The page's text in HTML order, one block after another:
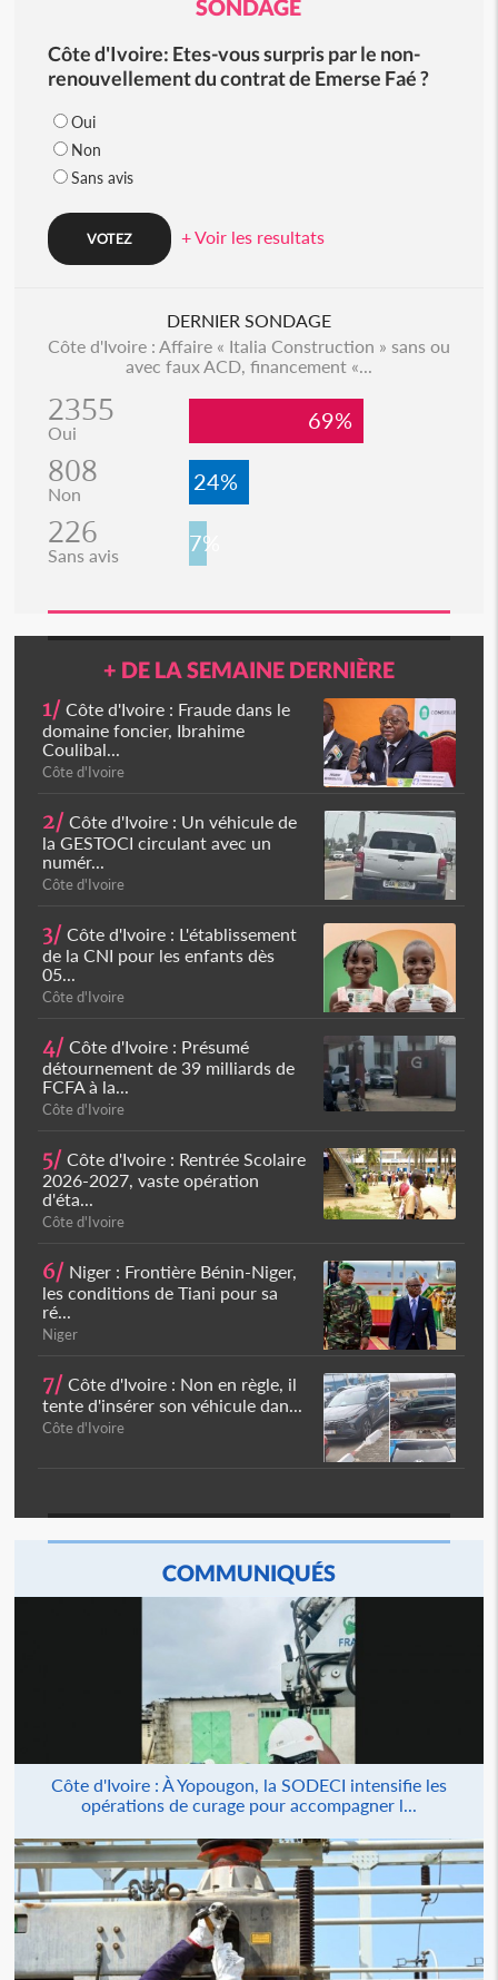
SONDAGE
Côte d'Ivoire: Etes-vous surpris par le non-
renouvellement du contrat de Emerse Faé ?
Oui
Non
Sans avis
+ Voir les resultats
DERNIER SONDAGE
Côte d'Ivoire : Affaire « Italia Construction » sans ou
avec faux ACD, financement «...
2355
Oui 69%
808
Non 24%
226
Sans avis 7%
+ DE LA SEMAINE DERNIÈRE
1/ Côte d'Ivoire : Fraude dans le
domaine foncier, Ibrahime
Coulibal...
Côte d'Ivoire
2/ Côte d'Ivoire : Un véhicule de
la GESTOCI circulant avec un
numér...
Côte d'Ivoire
3/ Côte d'Ivoire : L'établissement
de la CNI pour les enfants dès
05...
Côte d'Ivoire
4/ Côte d'Ivoire : Présumé
détournement de 39 milliards de
FCFA à la...
Côte d'Ivoire
5/ Côte d'Ivoire : Rentrée Scolaire
2026-2027, vaste opération
d'éta...
Côte d'Ivoire
6/ Niger : Frontière Bénin-Niger,
les conditions de Tiani pour sa
ré...
Niger
7/ Côte d'Ivoire : Non en règle, il
tente d'insérer son véhicule dan...
Côte d'Ivoire
COMMUNIQUÉS
Côte d'Ivoire : À Yopougon, la SODECI intensifie les
opérations de curage pour accompagner l...